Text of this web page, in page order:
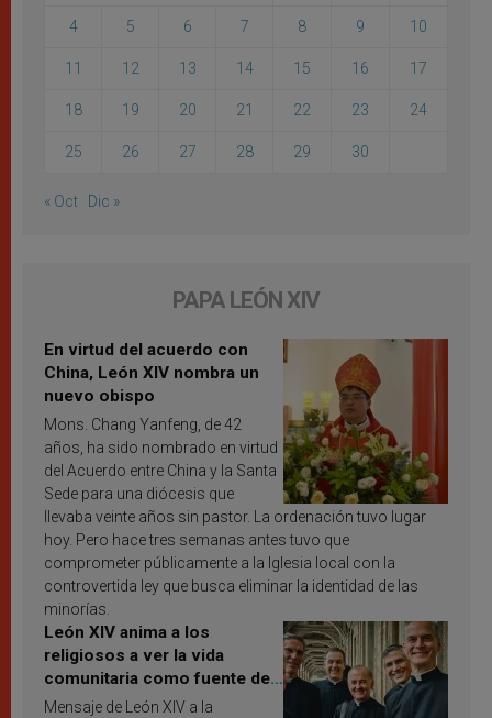
4 5 6 7 8 9 10
11 12 13 14 15 16 17
18 19 20 21 22 23 24
25 26 27 28 29 30
« Oct Dic »
PAPA LEÓN XIV
En virtud del acuerdo con
China, León XIV nombra un
nuevo obispo
Mons. Chang Yanfeng, de 42
años, ha sido nombrado en virtud
del Acuerdo entre China y la Santa
Sede para una diócesis que
llevaba veinte años sin pastor. La ordenación tuvo lugar
hoy. Pero hace tres semanas antes tuvo que
comprometer públicamente a la Iglesia local con la
controvertida ley que busca eliminar la identidad de las
minorías.
León XIV anima a los
religiosos a ver la vida
comunitaria como fuente de
inspiración y santificación
Mensaje de León XIV a la